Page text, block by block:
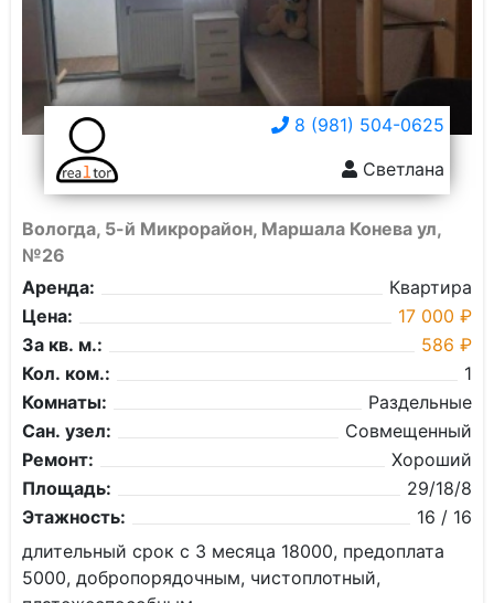
8 (981) 504-0625
Светлана
Вологда, 5-й Микрорайон, Маршала Конева ул,
№26
Аренда:
Квартира
Цена:
17 000 ₽
За кв. м.:
586 ₽
Кол. ком.:
1
Комнаты:
Раздельные
Сан. узел:
Совмещенный
Ремонт:
Хороший
Площадь:
29/18/8
Этажность:
16 / 16
длительный срок с 3 месяца 18000, предоплата
5000, добропорядочным, чистоплотный,